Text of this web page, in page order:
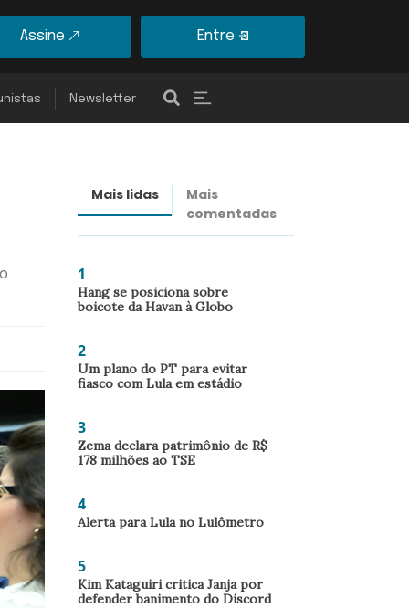
Assine Entre
Newsletter
Mais lidas
Mais
comentadas
1
Hang se posiciona sobre
boicote da Havan à Globo
2
Um plano do PT para evitar
fiasco com Lula em estádio
3
Zema declara patrimônio de R$
178 milhões ao TSE
4
Alerta para Lula no Lulômetro
5
Kim Kataguiri critica Janja por
defender banimento do Discord